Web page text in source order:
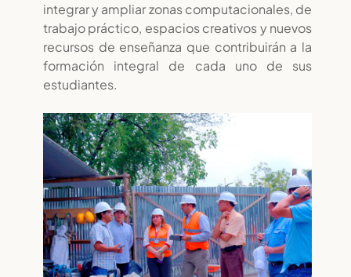
integrar y ampliar zonas computacionales, de
trabajo práctico, espacios creativos y nuevos
recursos de enseñanza que contribuirán a la
formación integral de cada uno de sus
estudiantes.